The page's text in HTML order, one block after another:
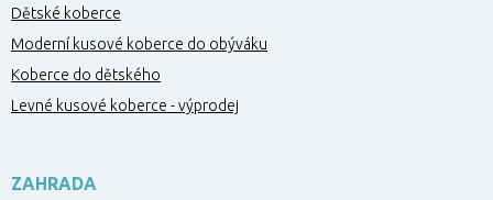
Dětské koberce
Moderní kusové koberce do obýváku
Koberce do dětského
Levné kusové koberce - výprodej
ZAHRADA